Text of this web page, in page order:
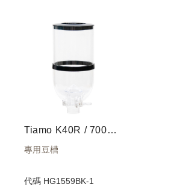
Tiamo K40R / 700S / 600N 磨豆機-豆槽(黑)
專用豆槽
代碼 HG1559BK-1